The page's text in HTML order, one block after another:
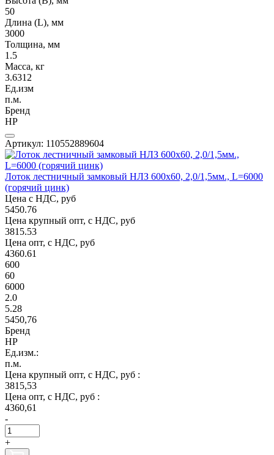
50
Длина (L), мм
3000
Толщина, мм
1.5
Масса, кг
3.6312
Ед.изм
п.м.
Бренд
НР
Артикул: 110552889604
Лоток лестничный замковый НЛЗ 600х60, 2,0/1,5мм., L=6000
(горячий цинк)
Цена с НДС, руб
5450.76
Цена крупный опт, с НДС, руб
3815.53
Цена опт, с НДС, руб
4360.61
600
60
6000
2.0
5.28
5450,76
Бренд
НР
Ед.изм.:
п.м.
Цена крупный опт, с НДС, руб :
3815,53
Цена опт, с НДС, руб :
4360,61
-
+